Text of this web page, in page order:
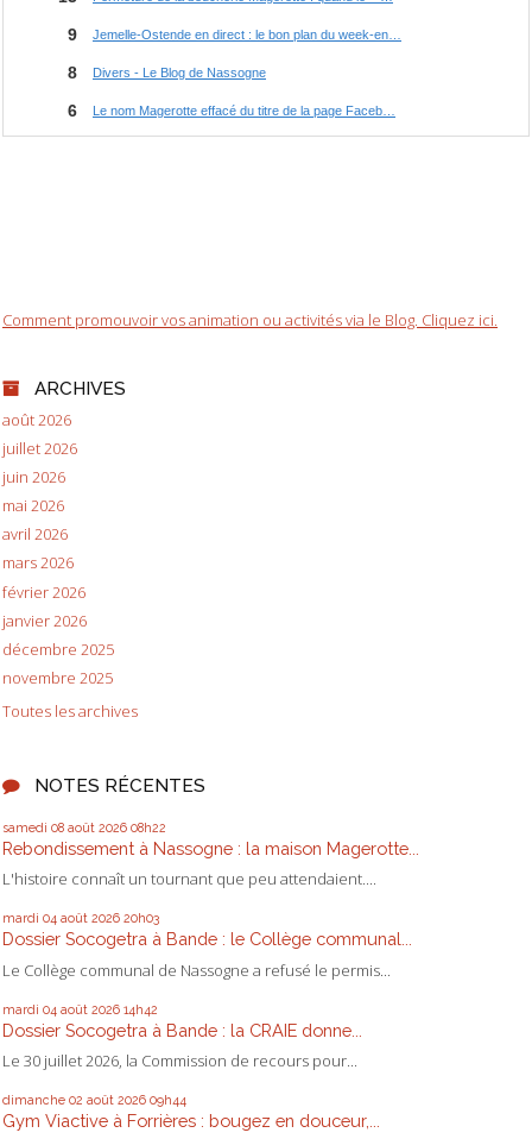
Comment promouvoir vos animation ou activités via le Blog. Cliquez ici.
ARCHIVES
août 2026
juillet 2026
juin 2026
mai 2026
avril 2026
mars 2026
février 2026
janvier 2026
décembre 2025
novembre 2025
Toutes les archives
NOTES RÉCENTES
samedi 08 août 2026 08h22
Rebondissement à Nassogne : la maison Magerotte...
L'histoire connaît un tournant que peu attendaient....
mardi 04 août 2026 20h03
Dossier Socogetra à Bande : le Collège communal...
Le Collège communal de Nassogne a refusé le permis...
mardi 04 août 2026 14h42
Dossier Socogetra à Bande : la CRAIE donne...
Le 30 juillet 2026, la Commission de recours pour...
dimanche 02 août 2026 09h44
Gym Viactive à Forrières : bougez en douceur,...